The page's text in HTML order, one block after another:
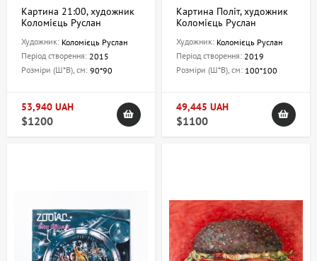
Картина 21:00, художник
Коломієць Руслан
Художник: Коломієць Руслан
Період створення: 2015
Розміри (Ш*В), см: 90*90
53,940 UAH
$1200
Картина Політ, художник
Коломієць Руслан
Художник: Коломієць Руслан
Період створення: 2019
Розміри (Ш*В), см: 100*100
49,445 UAH
$1100